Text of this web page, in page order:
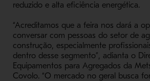
reduzido e alta eficiência energética.
“Acreditamos que a feira nos dará a
conversar com pessoas do setor de
construção, especialmente
dentro desse segmento”, adianta o
Equipamentos para Agregados da
Covolo. “O mercado no geral busca